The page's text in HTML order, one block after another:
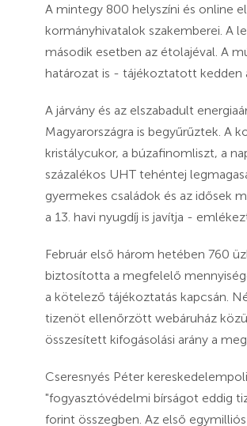
A mintegy 800 helyszíni és online
kormányhivatalok szakemberei. A
második esetben az étolajéval. A
határozat is - tájékoztatott kedden
A járvány és az elszabadult
Magyarországra is begyűrűztek. A
kristálycukor, a búzafinomliszt, a
százalékos UHT tehéntej
gyermekes családok és az idősek
a 13. havi nyugdíj is javítja -
Február első három hetében 760
biztosította a megfelelő
a kötelező tájékoztatás kapcsán.
tizenöt ellenőrzött webáruház
összesített kifogásolási arány a
Cseresnyés Péter
"fogyasztóvédelmi bírságot eddig
forint összegben. Az első